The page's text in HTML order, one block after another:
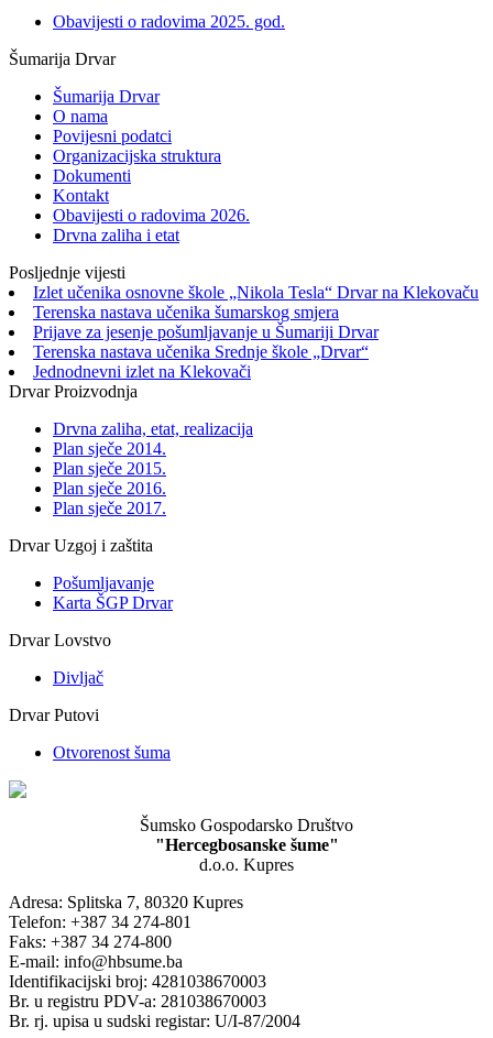
Obavijesti o radovima 2025. god.
Šumarija Drvar
Šumarija Drvar
O nama
Povijesni podatci
Organizacijska struktura
Dokumenti
Kontakt
Obavijesti o radovima 2026.
Drvna zaliha i etat
Posljednje vijesti
Izlet učenika osnovne škole „Nikola Tesla“ Drvar na Klekovaču
Terenska nastava učenika šumarskog smjera
Prijave za jesenje pošumljavanje u Šumariji Drvar
Terenska nastava učenika Srednje škole „Drvar“
Jednodnevni izlet na Klekovači
Drvar Proizvodnja
Drvna zaliha, etat, realizacija
Plan sječe 2014.
Plan sječe 2015.
Plan sječe 2016.
Plan sječe 2017.
Drvar Uzgoj i zaštita
Pošumljavanje
Karta ŠGP Drvar
Drvar Lovstvo
Divljač
Drvar Putovi
Otvorenost šuma
Šumsko Gospodarsko Društvo
"Hercegbosanske šume"
d.o.o. Kupres
Adresa: Splitska 7, 80320 Kupres
Telefon: +387 34 274-801
Faks: +387 34 274-800
E-mail: info@hbsume.ba
Identifikacijski broj: 4281038670003
Br. u registru PDV-a: 281038670003
Br. rj. upisa u sudski registar: U/I-87/2004